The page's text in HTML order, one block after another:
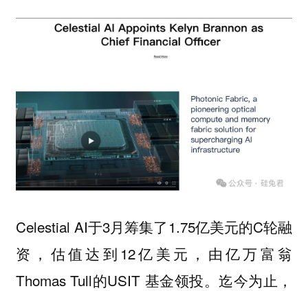
Celestial AI于3月筹集了1.75亿美元的C轮融
资，估值达到12亿美元，由亿万富翁
Thomas Tull的USIT 基金领投。迄今为止，